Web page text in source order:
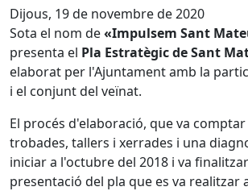
Dijous, 19 de novembre de 2020
Sota el nom de«Impulsem Sant
presenta el Pla Estratègic de Sant
elaborat per l'Ajuntament amb la
i el conjunt del veïnat.
El procés d'elaboració, que va
trobades, tallers i xerrades i una
iniciar a l'octubre del 2018 i va
presentació del pla que es va realitzar